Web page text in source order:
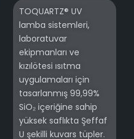
TOQUARTZ® UV
lamba sistemleri,
laboratuvar
ekipmanları ve
kızılötesi ısıtma
uygulamaları için
tasarlanmış 99,99%
SiO₂ içeriğine sahip
yüksek saflıkta Şeffaf
U şekilli kuvars tüpler.